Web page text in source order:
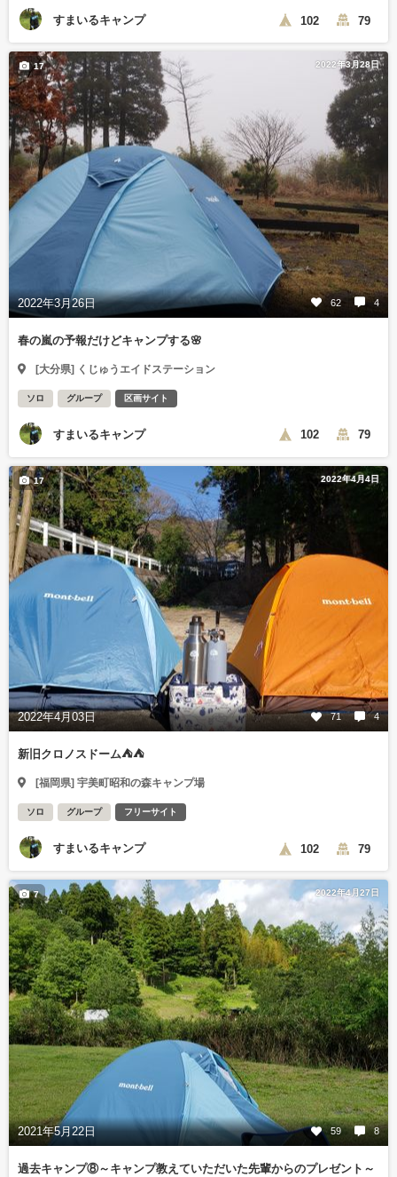
すまいるキャンプ 102 79
2022年3月28日
2022年3月26日 62 4
17
春の嵐の予報だけどキャンプする🌸
[大分県] くじゅうエイドステーション
ソロ グループ 区画サイト
すまいるキャンプ 102 79
2022年4月4日
2022年4月03日 71 4
17
新旧クロノスドーム⛺⛺
[福岡県] 宇美町昭和の森キャンプ場
ソロ グループ フリーサイト
すまいるキャンプ 102 79
2022年4月27日
2021年5月22日 59 8
7
過去キャンプ⑧～キャンプ教えていただいた先輩からのプレゼント～